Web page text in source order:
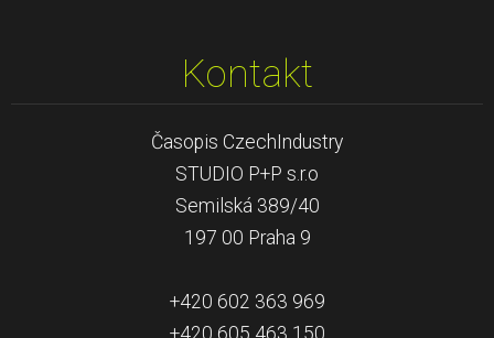
Kontakt
Časopis CzechIndustry
STUDIO P+P s.r.o
Semilská 389/40
197 00 Praha 9
+420 602 363 969
+420 605 463 150